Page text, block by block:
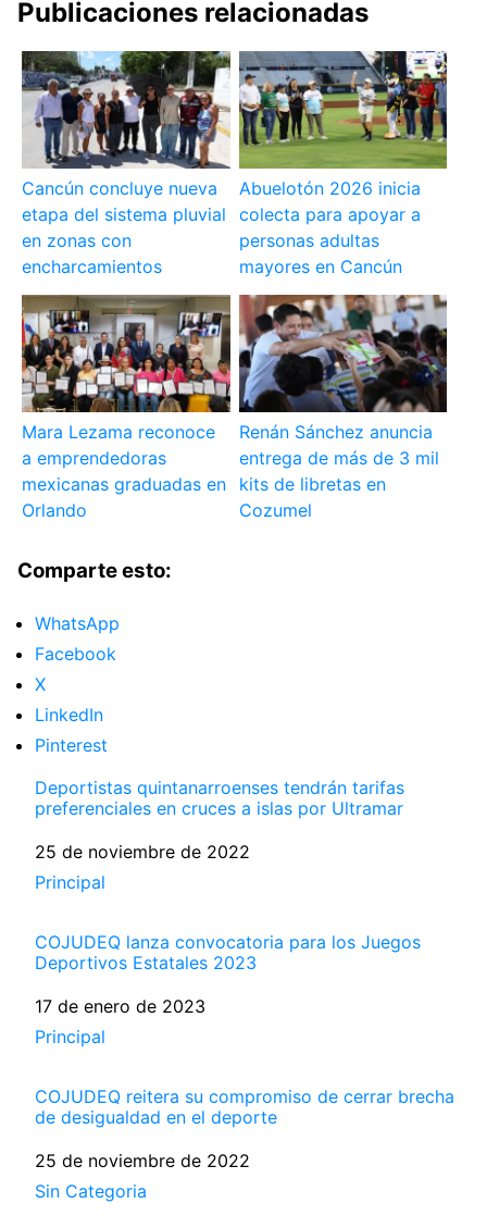
Publicaciones relacionadas
Cancún concluye nueva
etapa del sistema pluvial
en zonas con
encharcamientos
Abuelotón 2026 inicia
colecta para apoyar a
personas adultas
mayores en Cancún
Mara Lezama reconoce
a emprendedoras
mexicanas graduadas en
Orlando
Renán Sánchez anuncia
entrega de más de 3 mil
kits de libretas en
Cozumel
Comparte esto:
WhatsApp
Facebook
X
LinkedIn
Pinterest
Deportistas quintanarroenses tendrán tarifas
preferenciales en cruces a islas por Ultramar
Fecha
25 de noviembre de 2022
Respecto a
Principal
COJUDEQ lanza convocatoria para los Juegos
Deportivos Estatales 2023
Fecha
17 de enero de 2023
Respecto a
Principal
COJUDEQ reitera su compromiso de cerrar brecha
de desigualdad en el deporte
Fecha
25 de noviembre de 2022
Respecto a
Sin Categoria